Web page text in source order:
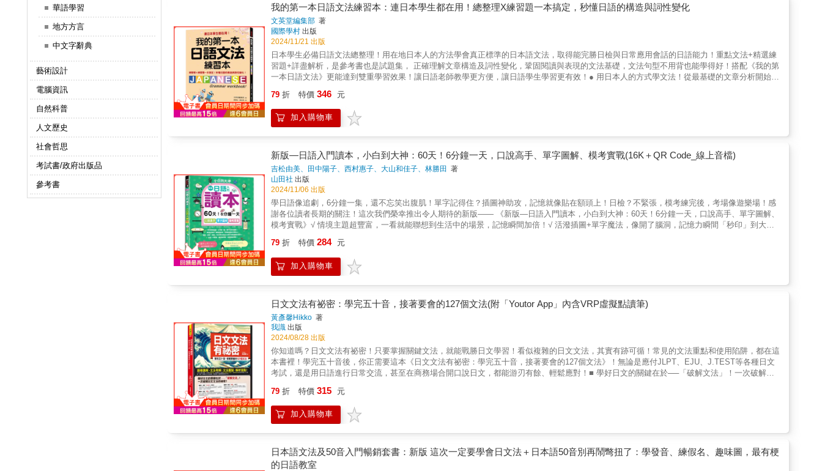
華語學習
地方方言
中文字辭典
藝術設計
電腦資訊
自然科普
人文歷史
社會哲思
考試書/政府出版品
參考書
準的日語學習者。★附贈 QR 碼，可隨掃隨聽日語母語人士錄製的示範 MP3，也設計了全書打包下載的 QR 碼連結。
要穩固日文基礎的你如果你的日文有N5程度，想進一步提升日文能力卻不知道從何下手，只背單字太無聊、只學文法又不會活用、只練會話卻無
法舉一反三，《日文自學ALL IN ONE全攻略》是你最好的選擇。《日文自學ALL IN ONE全攻略【中級】》讓你一次學好聽說讀寫、一次穩固日
文基礎，跨出學習日文最重要的一步。■ 適合想要報名日文課程、報考日語檢定的你已經會50音及基礎文法的你，在報名日文課程與準備日檢時，
常會因為自己的程度不上不下而感到困擾，從基礎學習太浪費時間與金錢，進階學習又跟不上老師講課的速度。不管是想提升日文能力還是報考日
語檢定，先讓自己具備N4-N3程度的日文能力，之後學習才能事半功倍、全面提升日文能力。■ 適合想享受日本、和日本人進一步交流的你如果不
想要開口閉口都是教科書日文，如果厭倦總是以「○○は○○です」溝通，《日文自學ALL IN ONE全攻略》就是你的救星。《日文自學ALL IN ONE
全攻略【中級】》不僅教你文法概念，還分析不同情境、語氣的說法，讓你不僅聽懂、讀懂、開口說日文，還能體察日本人沒說出口的背後語意。
不管是去日本吃喝玩樂，或是和日本人聊天，都能用日文和日本人溝通。【能力分級】《日文自學ALL IN ONE全攻略》系列依難易度預計分為三
個級數，本書為【中級】，其程度符合：CEFR A2-B1，約等同於日檢JLPT N4-N3、實用日本語檢定J. TEST D-E級等程度。想打好日文基礎，現
來的話會言不及義，寫出來的句子會語意不全。金子祐己Yumi老師擅長用淺顯易懂的方式講解文法，再搭配系統化整理、圖像解說、豐富例句，
沒有太多複雜的文法公式，輕鬆學好N4-N3的日文文法。而為了幫助學習者能更有效地學好日文，金子祐己Yumi老師特別拍攝日文文法影片，有時
長100分鐘、穩固基礎的30支「日文文法教學影片【初級】」，及時長60分鐘、進階學習的15支「日文文法教學影片【中級】」，只要用「Youtor
App」掃描書中QR Code就可以看到老師真人現身為你講解文法重點。■ Step 2 解析日語句型結構，勇敢開口說日文句型是句子的骨架。掌握句型
骨架後，只要填入不同的單字，就能夠在各種情境用完整的日語說出想說的話。不管是想要表示意見、請求協助、闡述想法、補充舉例，各種N4-
N3必會的句型，都能一次學會。而想學好日文口說，就要用shadowing跟讀法。本書邀請日籍老師親自錄製單字、例句與會話，只要使用Youtor
App掃描QR Code下載音檔，利用App調整語速與循環播放的功能，就能跟著老師複誦練習。■ Step 3 整合學習＋多元資源，全面提升你的日語力
不管是想要去日本吃喝玩樂、和日本人交流聊天，都需要具備基礎日文能力。而文法就是學好日文的關鍵。本書以文法為學習主軸，向外延伸學習
單字與會話，聽說讀寫一次加強，發音、單字、會話、文法一次學會。針對日文略懂略懂，想從現在開始好好學日文的你，本書除了提供日文學習
課本、金子祐己Yumi老師日文文法教學影片、日籍老師發音與口說音檔之外，更提供日語句型學習影片、線上測驗，讓你能看能寫能說能背，還
可以隨時檢測學習成效，一次學好N4-N3的日文！【使用說明】勉強を始めよう！不管你是日文略懂略懂，還是學習卡關停滯不前。這本書都能幫
你穩固日文基礎，重新開始學日文！■ Point 1 用10大日文表現，穩固日文基礎！想要學好日文，就要掌握基礎文法。很多人學習日文卡關，通常
都是因為文法基礎不夠穩固，學習到N4程度就停滯不前。只要掌握日文的10種表現，就能提升日文能力到N4-N3程度，並以此為基底，全面提升
日文聽說讀寫能力。✪ 自我表現 →學習每天一開口就會說的話✪ 持續表現 →學習如何表達接下來的事件發展✪ 情感表現 →學習表達願望、感
情、慶幸與後悔✪ 主張表現 →學習闡述與強調自己的想法、打算✪ 說明表現 →學習運用各種舉例，讓對方更好理解✪ 同意表現 →學習表達自己
速複習N5-N4的日文文法，釐清重點文法概念，才不會愈學愈混淆。Step 1 判斷い形容詞與な形容詞「おいしい」是い形容詞，那「きれい」、
「きらい」、「ゆうめい」是い形容詞還是な形容詞？Step 2 掌握自動詞與他動詞還記得「窓を開けます（把窗戶打開）」跟「窓が開きます
（窗戶是開著的狀態）」，哪個是自動詞，哪個是他動詞嗎？Step 3熟練動詞的各種變化方式動詞要怎麼從「～ます」的型態變成「て形」？「動
詞て形 ＋ います」又是什麼意思，你還記得嗎？■ Point 3 自學者適用，看圖學會N4-N3日文文法！金子祐己Yumi老師系統化整理基礎日文文法，
本書內容完全符合N4-N3程度。老師以淺顯易懂的文字，系統化整理，並搭配豐富例句、圖片或圖表解說，再加上金子祐己Yumi老師的真人講解文
法影片。為的就是幫助日語初學者打好基礎，邁出學習日文最重要的一步。［都是表示移動］子供が歩いてきた。 小孩走過來了。→移動方向由
遠到近。表示從遠處朝向說話者的方向接近。子供たちは食堂の方へ走っていきました。小孩們往餐廳的方向跑過去了。→移動的方向由近到遠。
表示從靠近說話者的地方，朝向遠離說話者的方向移動。■ Point 4 現在學馬上用，勇敢開口說日文！在學文法的過程中，不僅熟練各種句型的用
法，還可以同步學習基礎單字、生活會話句、情境會話，讓你不管是去日本玩、和朋友聊天、逛街購物、上課上班，都能夠隨時隨地說上幾句。✪
字皆標註假名，就算碰到較難的單字也能見字發音。✪ 每個單字、例句、會話句都邀請日籍老師錄製音檔，用Youtor App掃QR Code下載音檔聆
聽。★本書未提供光碟片，未提供光碟燒錄服務。■ Point 5 整合學習＋多元資源，培養你的日語力！針對具備一點日文基礎、現在想開始好好學
日文的你，本書提供7種學習資源、多樣學習方式，聽說讀寫一次加強，發音、單字、會話、文法一次學會！❶ 專為自學者設計、圖文並茂、讓你
一看就會的「日文學習課本」❷ 穩固基礎的「日文文法教學影片【初級】」，共30支影片，時長100分鐘❸ 日文名師金子祐己Yumi老師現身教學
的「日文文法教學影片【中級】」，共15支影片，時長60分鐘❹ 提升口說力、一定要會的「日文句型學習影片」，共收錄165個句型與例句，時長
30分鐘❺ 日籍老師親自錄製的「日文單字、例句、會話音檔」❻ 檢視學習成效的「線上測驗」，共5回、50題❼ 免費下載、可聽音檔、看文法影
我的第一本日語文法練習本：連日本學生都在用！總整理X練習題一本搞定，秒懂日語的構造與詞性變化
文英堂編集部 著
國際學村 出版
2024/11/21 出版
日本學生必備日語文法總整理！用在地日本人的方法學會真正標準的日本語文法，取得能完勝日檢與日常應用會話的日語能力！重點文法+精選練
習題+詳盡解析，是參考書也是試題集， 正確理解文章構造及詞性變化，鞏固閱讀與表現的文法基礎，文法句型不用背也能學得好！搭配《我的第
一本日語文法》更能達到雙重學習效果！讓日語老師教學更方便，讓日語學生學習更有效！● 用日本人的方式學文法！從最基礎的文章分析開始，
文章結構開始，逐步進入副詞、連體詞、接續詞、感動詞等構成日語文章的各種詞類，基礎日語文法中較困難的部分：如動詞的變化、種類豐富的
助詞、助動詞的規則與應用方式更用大篇幅徹底地介紹，不只幫助讀者階段式的學習日語文法，更重視學完後如何活用所學到的知識。 內容多
用範例句子、表格、簡單的圖示來直覺的理解較複雜的日語文法，即使母語非日語的外國日語學習者也能輕鬆看懂，日語的初學者或是回頭學習者
語的自信，以後看到類似的日語問題能夠輕鬆解決。 除了各單元的練習題外，每章節會再附上幾頁的重點練習測驗，難度較其他練習題高，解
決之後還會有「最終測驗」，從日本高中的入學題目精選出來，能夠考過，代表您對日語文法的理解度已越過N3水準。● 全部自我檢測附上試題
中譯以及答案解說，自學、教學都適用 練習題最主要的效能在於幫助理解、以及確認自己是否正確地吸收了學到的知識，本書在最後會附上全
練習題的解說和題目的中文翻譯，不只是說明哪個選項是正確的，更進一步解說碰到此類問題時該如何思考、導出答案，將來碰到類似問題時也能
輕鬆解決，即使自學，也能因此而快速理解。日語教師使用此書來引導學生，更加能夠展現教學成效！【本書特色】◆一本書包含參考書和練習題
集閱讀解說以加深理解，掌握要點後，即可進行習題練習，學習效果更佳。本書能夠幫助讀者牢固掌握日語文法的基礎，適合複習和初次學習。◆
從基礎到應用全面含蓋每單上附上「必修問題」練習題目加上解釋來幫助讀者理解，每章節有「自我檢測」、最後則附上「最終測驗」，可以檢驗
自己是否吸收到書內的知識。◆隨書附上試題解答、解釋、中譯，以及書內出現的全文法索引書內全部題目都會附上解題方法的說明，自學不會有
搞不懂的情況。另外書中出現的各種文法用語都會在索引內列出來，馬上就可找到。◆通過「易懂研討」掌握詞彙辨別方法特別容易搞混的「詞性
文法的結構清楚的分出章節、段落，讓自學者、教學者都有進度依據。練習題目也讓作業分派格外輕鬆，可以用作自學，也能用於教學。
79 折 特價 346 元
加入購物車
新版—日語入門讀本，小白到大神：60天！6分鐘一天，口說高手、單字圖解、模考實戰(16K＋QR Code_線上音檔)
吉松由美、田中陽子、西村惠子、大山和佳子、林勝田 著
山田社 出版
2024/11/06 出版
學日語像追劇，6分鐘一集，還不忘笑出腹肌！單字記得住？插圖神助攻，記憶就像貼在額頭上！日檢？不緊張，模考練完後，考場像遊樂場！感
謝各位讀者長期的關注！這次我們榮幸推出令人期待的新版—— 《新版—日語入門讀本，小白到大神：60天！6分鐘一天，口說高手、單字圖解、
模考實戰》√ 情境主題超豐富，一看就能聯想到生活中的場景，記憶瞬間加倍！√ 活潑插圖+單字魔法，像開了腦洞，記憶力瞬間「秒印」到大腦
效果一點也不打折！ 這本書就像一本神秘寶藏的冒險雜誌，裡頭藏著無數驚喜！ 不僅充滿了日本的在地風情，還有瘋狂的慶典場景，讓您一
邊學，一邊玩。 最重要的是，這本書超越了傳統的學習模式，不再只是埋頭苦讀！ 我們更專注於實際運用，讓您邊讀邊練，真正掌握日語，在生
活中自信開口！哪怕您是日語初學者，也能輕鬆做到與日本人尬聊一整天！一邊學，一邊不知不覺愛上日本文化，從日常對話到傳統節慶，這本書
主題派對，充滿了日本人日常最常用的單字和例句，讓日文與現實緊密結合。想像一下，當您身處真實情境，記憶力的開關瞬間被打開，彷彿腦海
中有個「日語資料庫」一鍵啟動，輕鬆搞定各種情境表達！這就是即學即用的快感，真正讓學習成為勝利的體驗！ ★ 生動插圖視覺呈現——
單字記憶新能量，速成記憶達人！ 學習日語最怕的就是背單字，一不小心就會一臉懵逼，但別擔心，這本書幫您一舉翻轉學習模式！我們將圖
像、文字和聽覺完美結合，多彩豐富的插圖讓單字在您腦中留下深刻的生動印象，再配合標準的日文發音，讓您一見難忘。下次再看到那些物品，
您會發現日語單字不再卡嘴，而是輕鬆滑出您的口中，連自己都會覺得驚訝！ ★ 聽說讀寫全包攬——動感闖關，實力全開的遊戲之旅！ 學日
語不再是枯燥地死磕課本，這本書讓您參加一場動感闖關遊戲！學完會話後，馬上進入實戰模式，從聽、說、讀、寫全方位提升，讓您每一關都嗨
翻天！看看這些超有趣的挑戰吧： △ 聆聽單字配對——剛學的單字，立刻用聽力來確認，記憶立馬變深刻！單字再也不是讓您抓狂的噩夢！ △
對話練習——把喜愛的單字融入對話，一秒變身「話癆王者」，讓您瞬間自信心爆棚！ △ 聆聽對話——挑戰聽懂對話，看看您能不能解鎖新技
能，用學習成果輕鬆掌握對話重點！ △ 讀解練習——單字和文法運用全靠它，提升您的閱讀理解力，N5日檢考場不再怕！這就像是一場日語大冒
現每一次的小發現都讓您的日語實力突飛猛進。當您在現實生活中遇到類似情境時，秒變日語達人的時刻到了，您會驚訝於自己能輕鬆對答如流，
應對自如，這感覺，簡直不要太爽！ ★ 單字聚寶盆——拿起您的記憶寶盒，隨時翻閱再瞭解！ 這本書可不只是課本，它就是您的日語單字聚
寶盆，裡頭可是藏著無數寶藏！每個單元後，我們貼心地為您整理了那些重要單字，還特別搭配了精美插圖，讓單字不再只是枯燥無味的符號，而
反覆閱讀這些單字，讓它們深深刻進您的長期記憶裡，像小樹苗一樣慢慢茁壯！您會驚訝地發現，哪怕是每天花一點點時間，積少成多後，您的進
步簡直要給自己鼓掌！學習從此變得如此輕鬆有趣，您甚至會懷疑：「這麼快就成了日語高手？」 ★ 模擬考試獲取合格證書——測試您的日
79 折 特價 284 元
加入購物車
日文文法有祕密：學完五十音，接著要會的127個文法(附「Youtor App」內含VRP虛擬點讀筆)
黃彥馨Hikko 著
我識 出版
2024/08/28 出版
你知道嗎？日文文法有祕密！只要掌握關鍵文法，就能戰勝日文學習！看似複雜的日文文法，其實有跡可循！常見的文法重點和使用陷阱，都在這
本書裡！學完五十音後，你正需要這本《日文文法有祕密：學完五十音，接著要會的127個文法》！無論是應付JLPT、EJU、J.TEST等各種日文
考試，還是用日語進行日常交流，甚至在商務場合開口說日文，都能游刃有餘、輕鬆應對！■ 學好日文的關鍵在於──「破解文法」！一次破解日
字的祕密，讓你知道如何根據情境選用適合的寫法。（舉例）都念作「kuma」，卻有3種表達方式！寫作「熊」表示客觀中立，用於一般描述；寫
作「クマ」用於學術語，指物種；寫作「くま」偏幼兒用語，意似「熊熊」。▍祕密2 掌握「語尾」的規則性日文是一種膠著語，透過語尾的變化
來表達不同的意義、時態和人稱等等，稍不注意就可能會誤解句意。本書將帶你全面掌握語尾變化的祕密。（舉例）表示談論的動詞「話す」；變
讓語「お書きする」表現謙遜以尊敬對方；尊敬語「お書きになる」表示對上位者的敬意。▍祕密4 看破日文的「話中話」日文常運用省略主語、
使用被動表達以避免直接衝突，但卻可能使意思變得模糊。本書將幫你掌握日本人微妙的表達技巧，揭開日本人說話的祕密。（舉例）「我喜歡
79 折 特價 315 元
加入購物車
日本語文法及50音入門暢銷套書：新版 這次一定要學會日文法＋日本語50音別再鬧彆扭了：學發音、練假名、趣味圖，最有梗
的日語教室